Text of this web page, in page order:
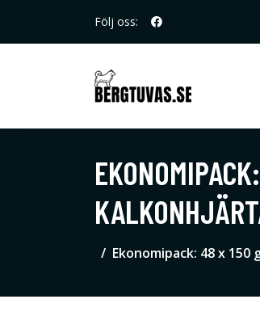
Följ oss:
Ekonomipack: 48 x